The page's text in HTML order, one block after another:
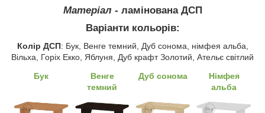
Матеріал - ламінована ДСП
Варіанти кольорів:
Колір ДСП: Бук, Венге темний, Дуб сонома, німфея альба,
Вільха, Горіх Екко, Яблуня, Дуб крафт Золотий, Ательє світлий
Бук
Венге
темний
Дуб сонома
Німфея
альба